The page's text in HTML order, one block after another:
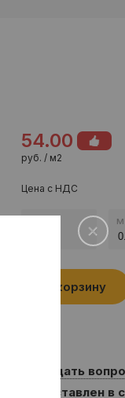
54.00
руб. / м2
Цена с НДС
м
В корзину
Задать
Представлен в